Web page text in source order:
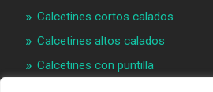
Calcetines cortos calados
Calcetines altos calados
Calcetines con puntilla